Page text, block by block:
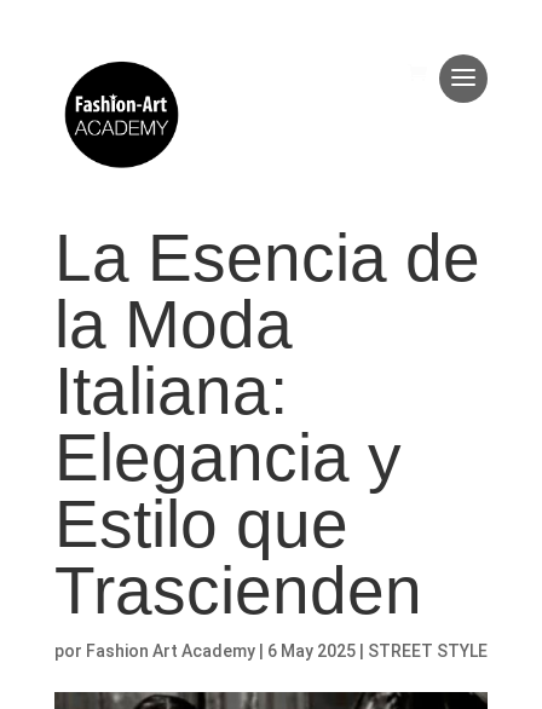
La Esencia de
la Moda
Italiana:
Elegancia y
Estilo que
Trascienden
por Fashion Art Academy| 6 May 2025| STREET STYLE